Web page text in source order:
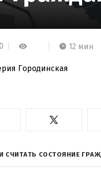
12 мин
Городинская
СЧИТАТЬ СОСТОЯНИЕ